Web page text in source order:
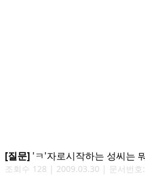
[질문] 'ㅋ'자로시작하는 성씨는
조회수 128 | 2009.03.30 | 문서번호: